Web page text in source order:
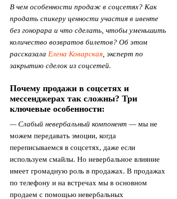
В чем особенности продаж в соцсетях? Как
продать спикеру ценности участия в ивенте
без гонорара и что сделать, чтобы уменьшить
количество возвратов билетов? Об этом
рассказала Елена Коварская , эксперт по
закрытию сделок из соцсетей.
Почему продажи в соцсетях и
мессенджерах так сложны? Три
ключевые особенности:
— Слабый невербальный компонент — мы не
можем передавать эмоции, когда
переписываемся в соцсетях, даже если
используем смайлы. Но невербальное влияние
имеет громадную роль в продажах. В продажах
по телефону и на встречах мы в основном
продаем с помощью невербальных